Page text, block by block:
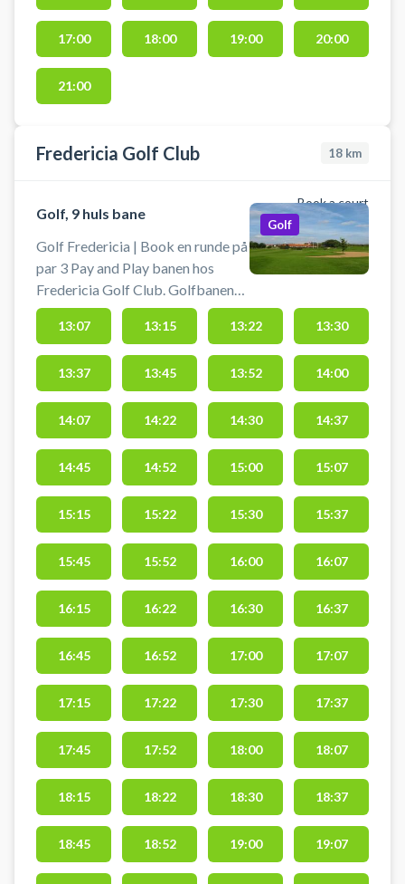
17:00 18:00 19:00 20:00
21:00
Fredericia Golf Club 18 km
Book a court
Golf, 9 huls bane
Golf Fredericia | Book en runde på
par 3 Pay and Play banen hos
Fredericia Golf Club. Golfbanen
har 9 huller, 8 par 3 huller og 1 par
4 hul. Booking er inklusiv lån af
udstyr. Du behøver ikke have
DGU-kort eller være medlem af
Golf
13:07 13:15 13:22 13:30
13:37 13:45 13:52 14:00
14:07 14:22 14:30 14:37
14:45 14:52 15:00 15:07
15:15 15:22 15:30 15:37
15:45 15:52 16:00 16:07
16:15 16:22 16:30 16:37
16:45 16:52 17:00 17:07
17:15 17:22 17:30 17:37
17:45 17:52 18:00 18:07
18:15 18:22 18:30 18:37
18:45 18:52 19:00 19:07